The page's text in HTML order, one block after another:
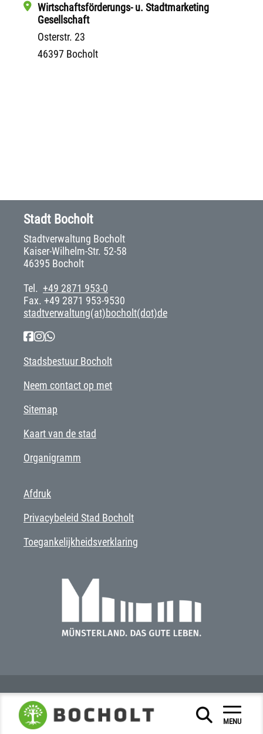
MENU
Wirtschaftsförderungs- u. Stadtmarketing
Gesellschaft
Osterstr. 23
46397 Bocholt
Stadt Bocholt
Stadtverwaltung Bocholt
Kaiser-Wilhelm-Str. 52-58
46395 Bocholt
Tel. +49 2871 953-0
Fax. +49 2871 953-9530
stadtverwaltung(at)bocholt(dot)de
Stadsbestuur Bocholt
Neem contact op met
Sitemap
Kaart van de stad
Organigramm
Afdruk
Privacybeleid Stad Bocholt
Toegankelijkheidsverklaring